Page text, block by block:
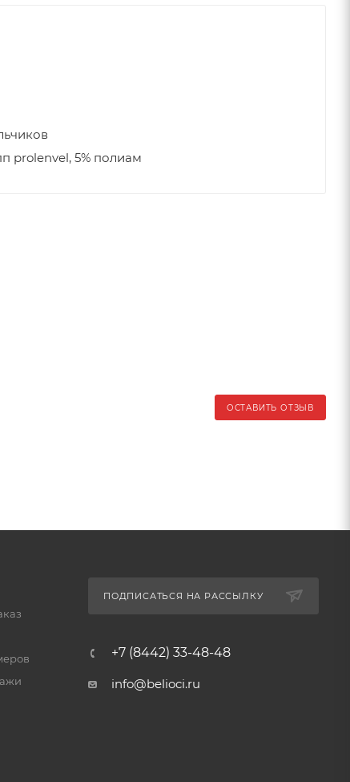
prolenvel, 5% полиам
ОСТАВИТЬ ОТЗЫВ
ПОДПИСАТЬСЯ НА РАССЫЛКУ
+7 (8442) 33-48-48
info@belioci.ru